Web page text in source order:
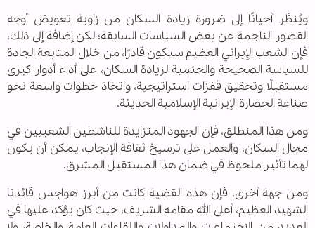
ويُنظَر أحيانًا إلى ضرورة زيادة السكان من زاوية تعويض أوجه
القصور الناجمة عن بعض السياسات السابقة؛ لكن إضافة إلى ذلك،
فإن الشعب الإيراني العظيم سيكون قادرًا، من خلال المتابعة الجادة
للسياسة الصحيحة والحتمية لزيادة السكان، على أداء أدوار كبرى
مستقبلًا وتحقيق قفزات استراتيجية، واتخاذ خطوات واسعة نحو
صناعة الحضارة الإيرانية الإسلامية الحديثة.
ومن هذا المنطلق، فإن الجهود المتزايدة للناشطين الشعبيين في
مجال السكان، والعمل على ترسيخ ثقافة الإنجاب، يمكن أن يكون
لهما تأثير ملحوظ في ضمان هذا المستقبل المشرق.
ومن جهة أخرى، فإن هذه القضية كانت من أبرز هواجس قائدنا
الشهيد العظيم، أعلى الله مقامه الشريف، حيث كان يؤكد عليها في